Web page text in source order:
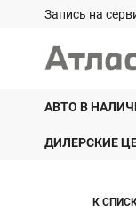
Запись на
АВТО В
ДИЛЕРСКИЕ
К